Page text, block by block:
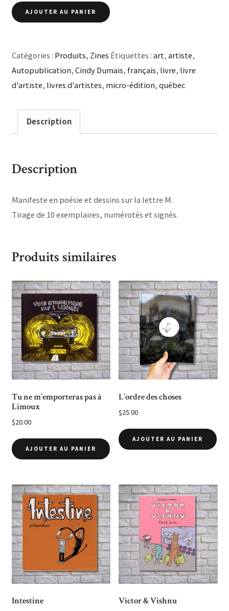
quantité
de
Manifeste
AJOUTER AU PANIER
Catégories : Produits, Zines Étiquettes :art,artiste,
Autopublication,Cindy Dumais, français, livre, livre
d'artiste, livres d'artistes, micro-édition,québec
Description
Description
Manifeste en poésie et dessins sur la lettre M.
Tirage de 10 exemplaires, numérotés et signés.
Produits similaires
Tu ne m’emporteras pas à
Limoux
$20.00
AJOUTER AU PANIER
L’ordre des choses
$25.00
AJOUTER AU PANIER
Intestine Victor & Vishnu